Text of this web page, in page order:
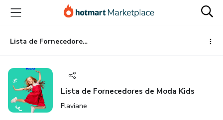
para
conteúdo
principal
para
pagamento
para
rodapé
Lista de Fornecedores de Moda Kids
Lista de Fornecedores de Moda Kids
Flaviane